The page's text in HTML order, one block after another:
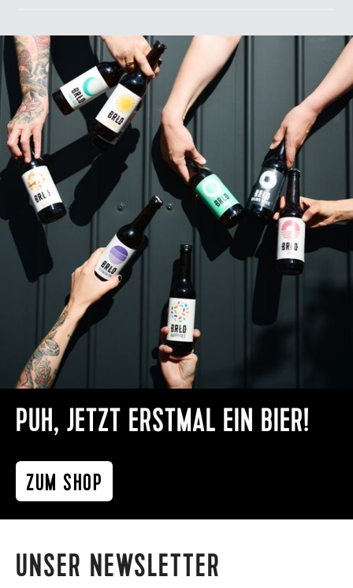
PUH, JETZT ERSTMAL EIN BIER!
ZUM SHOP
UNSER NEWSLETTER